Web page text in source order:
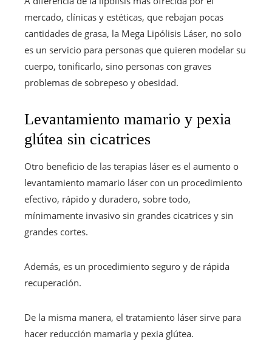
mercado, clínicas y estéticas, que rebajan pocas
cantidades de grasa, la Mega Lipólisis Láser, no solo
es un servicio para personas que quieren modelar su
cuerpo, tonificarlo, sino personas con graves
problemas de sobrepeso y obesidad.
Levantamiento mamario y pexia
glútea sin cicatrices
Otro beneficio de las terapias láser es el aumento o
levantamiento mamario láser con un procedimiento
efectivo, rápido y duradero, sobre todo,
mínimamente invasivo sin grandes cicatrices y sin
grandes cortes.
Además, es un procedimiento seguro y de rápida
recuperación.
De la misma manera, el tratamiento láser sirve para
hacer reducción mamaria y pexia glútea.